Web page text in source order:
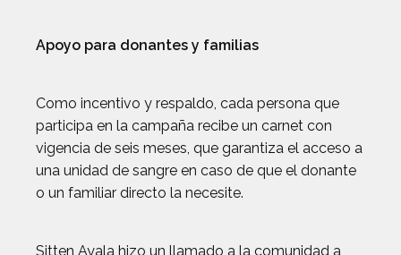
Apoyo para donantes y familias
Como incentivo y respaldo, cada persona que
participa en la campaña recibe un carnet con
vigencia de seis meses, que garantiza el acceso a
una unidad de sangre en caso de que el donante
o un familiar directo la necesite.
Sitten Ayala hizo un llamado a la comunidad a